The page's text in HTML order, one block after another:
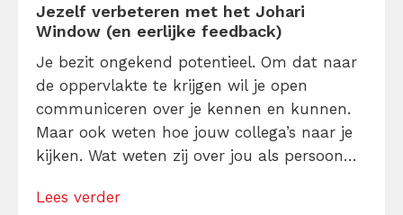
Jezelf verbeteren met het Johari
Window (en eerlijke feedback)
Je bezit ongekend potentieel. Om dat naar
de oppervlakte te krijgen wil je open
communiceren over je kennen en kunnen.
Maar ook weten hoe jouw collega’s naar je
kijken. Wat weten zij over jou als persoon
daarachter? Het Johari Window helpt je
Lees verder